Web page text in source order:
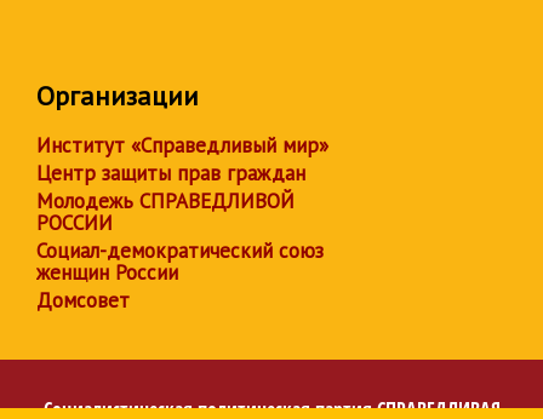
Организации
Институт «Справедливый мир»
Центр защиты прав граждан
Молодежь СПРАВЕДЛИВОЙ
РОССИИ
Социал-демократический союз
женщин России
Домсовет
Социалистическая политическая партияСПРАВЕДЛИВАЯ